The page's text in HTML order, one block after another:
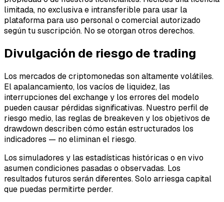
limitada, no exclusiva e intransferible para usar la
plataforma para uso personal o comercial autorizado
según tu suscripción. No se otorgan otros derechos.
Divulgación de riesgo de trading
Los mercados de criptomonedas son altamente volátiles.
El apalancamiento, los vacíos de liquidez, las
interrupciones del exchange y los errores del modelo
pueden causar pérdidas significativas. Nuestro perfil de
riesgo medio, las reglas de breakeven y los objetivos de
drawdown describen cómo están estructurados los
indicadores — no eliminan el riesgo.
Los simuladores y las estadísticas históricas o en vivo
asumen condiciones pasadas o observadas. Los
resultados futuros serán diferentes. Solo arriesga capital
que puedas permitirte perder.